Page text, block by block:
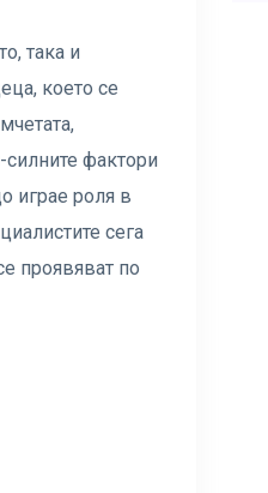
така и
което се
фактори
играе роля в
сега
проявяват по